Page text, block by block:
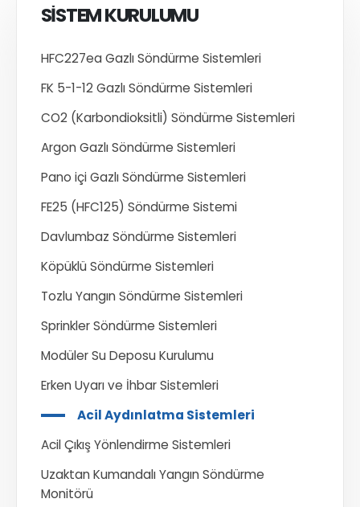
SİSTEM KURULUMU
HFC227ea Gazlı Söndürme Sistemleri
FK 5-1-12 Gazlı Söndürme Sistemleri
CO2 (Karbondioksitli) Söndürme Sistemleri
Argon Gazlı Söndürme Sistemleri
Pano içi Gazlı Söndürme Sistemleri
FE25 (HFC125) Söndürme Sistemi
Davlumbaz Söndürme Sistemleri
Köpüklü Söndürme Sistemleri
Tozlu Yangın Söndürme Sistemleri
Sprinkler Söndürme Sistemleri
Modüler Su Deposu Kurulumu
Erken Uyarı ve İhbar Sistemleri
Acil Aydınlatma Sistemleri
Acil Çıkış Yönlendirme Sistemleri
Uzaktan Kumandalı Yangın Söndürme
Monitörü